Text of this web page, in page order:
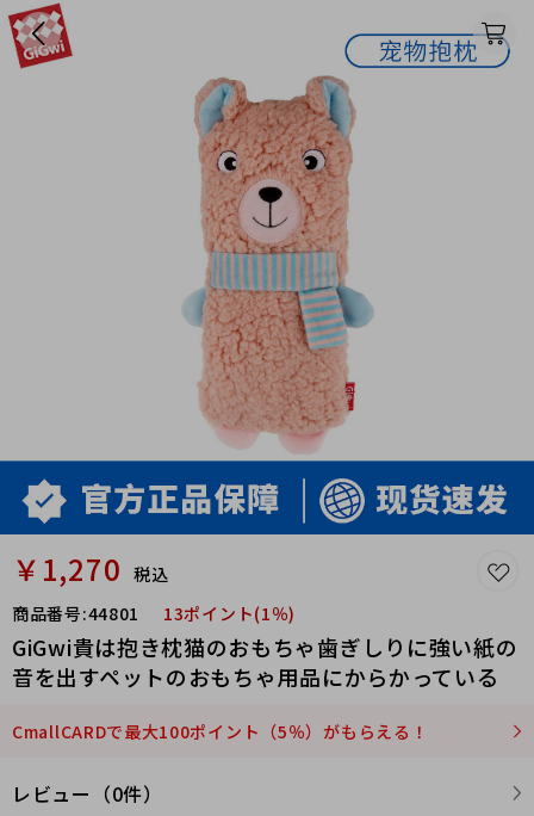
￥1,270 税込
商品番号:44801 13ポイント(1％)
GiGwi貴は抱き枕猫のおもちゃ歯ぎしりに強い紙の
音を出すペットのおもちゃ用品にからかっている
CmallCARDで最大100ポイント（5％）がもらえる！
レビュー（0件）